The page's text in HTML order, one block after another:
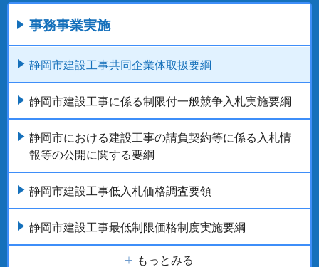
事務事業実施
静岡市建設工事共同企業体取扱要綱
静岡市建設工事に係る制限付一般競争入札実施要綱
静岡市における建設工事の請負契約等に係る入札情
報等の公開に関する要綱
静岡市建設工事低入札価格調査要領
静岡市建設工事最低制限価格制度実施要綱
もっとみる